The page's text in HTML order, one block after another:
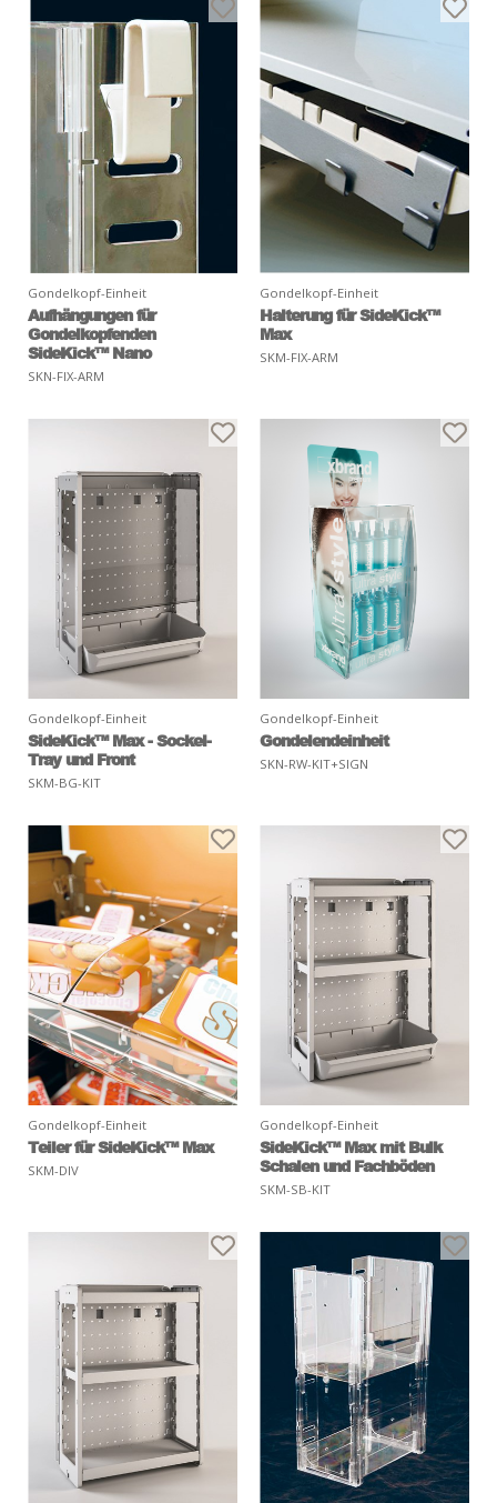
Gondelkopf-Einheit
Aufhängungen für
Gondelkopfenden
SideKick™ Nano
SKN-FIX-ARM
Gondelkopf-Einheit
Halterung für SideKick™
Max
SKM-FIX-ARM
Gondelkopf-Einheit
SideKick™ Max - Sockel-
Tray und Front
SKM-BG-KIT
Gondelkopf-Einheit
Gondelendeinheit
SKN-RW-KIT+SIGN
Gondelkopf-Einheit
Teiler für SideKick™ Max
SKM-DIV
Gondelkopf-Einheit
SideKick™ Max mit Bulk
Schalen und Fachböden
SKM-SB-KIT